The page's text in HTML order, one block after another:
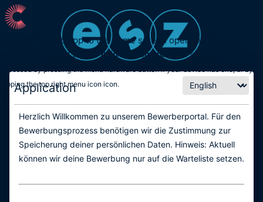
Application
Herzlich Willkommen zu unserem Bewerberportal. Für den
Bewerbungsprozess benötigen wir die Zustimmung zur
Speicherung deiner persönlichen Daten. Hinweis: Aktuell
können wir deine Bewerbung nur auf die Warteliste setzen.
To add this web app to the home screen open the browser
option menu and tap onAdd to homescreen .The menu can be
accessed by pressing the menu hardware button if your device has one, or by
tapping the top right menu icon icon.